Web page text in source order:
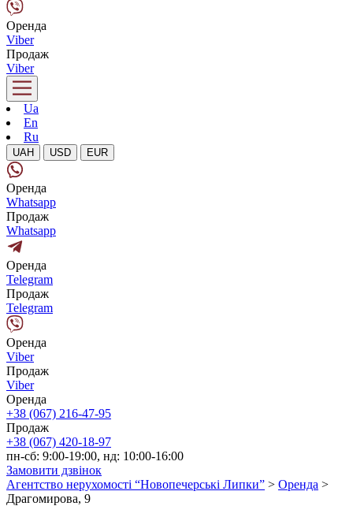
Оренда
Viber
Продаж
Viber
Ua
En
Ru
UAH USD EUR
Оренда
Whatsapp
Продаж
Whatsapp
Оренда
Telegram
Продаж
Telegram
Оренда
Viber
Продаж
Viber
Оренда
+38 (067) 216-47-95
Продаж
+38 (067) 420-18-97
пн-сб: 9:00-19:00, нд: 10:00-16:00
Замовити дзвінок
Агентство нерухомості “Новопечерські Липки” > Оренда >
Драгомирова, 9